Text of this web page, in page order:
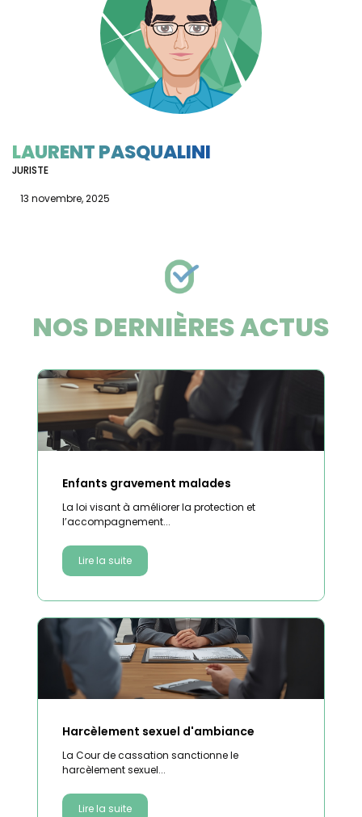
LAURENT PASQUALINI
JURISTE
13 novembre, 2025
NOS DERNIÈRES ACTUS
Enfants gravement malades
La loi visant à améliorer la protection et
l’accompagnement...
Lire la suite
Harcèlement sexuel d'ambiance
La Cour de cassation sanctionne le
harcèlement sexuel...
Lire la suite